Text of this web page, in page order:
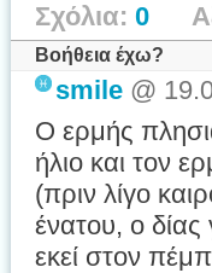
Σχόλια: 0
Βοήθεια έχω?
smile @
Ο ερμής
ήλιο και τον
(πριν λίγο
ένατου, ο
εκεί στον